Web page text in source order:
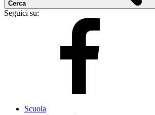
Cerca
Seguici su:
Scuola